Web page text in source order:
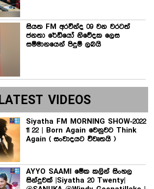
සියත FM අරවින්ද 09 වන වරටත්
ජනතා රේඩියෝ නිවේදක ලෙස
සම්මානයෙන් පිදුම් ලබයි
LATEST VIDEOS
Siyatha FM MORNING SHOW-2022
11 22 | Born Again වෙනුවට Think
Again ( සංවාදයට විවෘතයි )
AYYO SAAMI මේක කලින් සිංහල
සින්දුවක් |Siyatha 20 Twenty|